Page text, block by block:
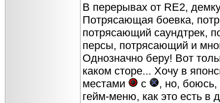
В перерывах от RE2,
Потрясающая боевка,
потрясающий саундтрек,
персы, потрясающий и
Однозначно беру! Вот
каком сторе... Хочу в
местами
с
, но, боюсь,
гейм-меню, как это есть в